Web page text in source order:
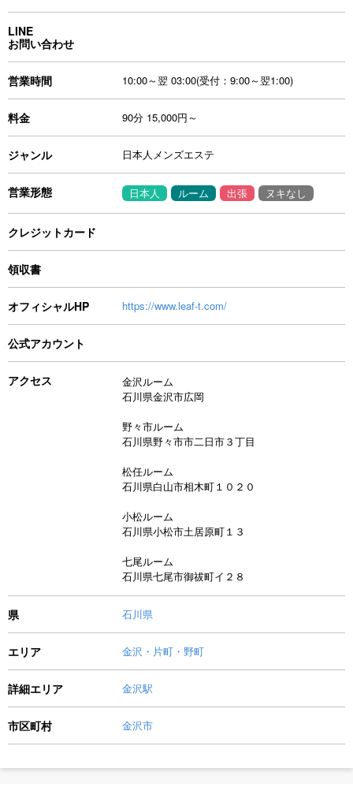
LINE
お問い合わせ
営業時間 10:00～翌 03:00(受付：9:00～翌1:00)
料金 90分 15,000円～
ジャンル 日本人メンズエステ
営業形態 日本人 ルーム 出張 ヌキなし
クレジットカード
領収書
オフィシャルHP https://www.leaf-t.com/
公式アカウント
アクセス
金沢ルーム
石川県金沢市広岡
野々市ルーム
石川県野々市市二日市３丁目
松任ルーム
石川県白山市相木町１０２０
小松ルーム
石川県小松市土居原町１３
七尾ルーム
石川県七尾市御祓町イ２８
県 石川県
エリア 金沢・片町・野町
詳細エリア 金沢駅
市区町村 金沢市